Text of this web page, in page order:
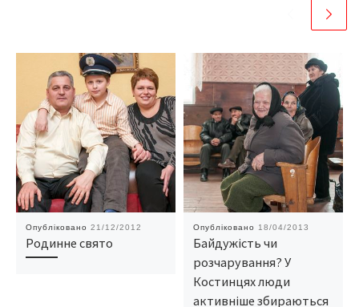
Опубліковано 21/12/2012
Родинне свято
Опубліковано 18/04/2013
Байдужість чи
розчарування? У
Костинцях люди
активніше збираються